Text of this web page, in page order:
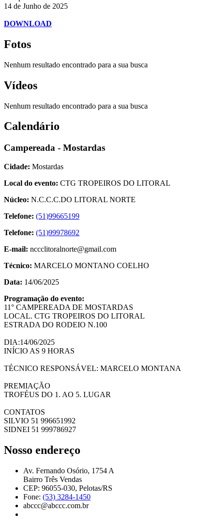
14 de Junho de 2025
DOWNLOAD
Fotos
Nenhum resultado encontrado para a sua busca
Vídeos
Nenhum resultado encontrado para a sua busca
Calendário
Campereada - Mostardas
Cidade: Mostardas
Local do evento: CTG TROPEIROS DO LITORAL
Núcleo: N.C.C.C.DO LITORAL NORTE
Telefone: (51)99665199
Telefone: (51)99978692
E-mail: nccclitoralnorte@gmail.com
Técnico: MARCELO MONTANO COELHO
Data: 14/06/2025
Programação do evento:
11° CAMPEREADA DE MOSTARDAS
LOCAL. CTG TROPEIROS DO LITORAL
ESTRADA DO RODEIO N.100
DIA:14/06/2025
INÍCIO AS 9 HORAS
TÉCNICO RESPONSÁVEL: MARCELO MONTANA
PREMIAÇÃO
TROFÉUS DO 1. AO 5. LUGAR
CONTATOS
SILVIO 51 996651992
SIDNEI 51 999786927
Nosso endereço
Av. Fernando Osório, 1754 A
Bairro Três Vendas
CEP: 96055-030, Pelotas/RS
Fone: (53) 3284-1450
abccc@abccc.com.br